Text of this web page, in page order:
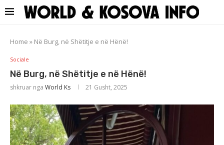
Home » Në Burg, në Shëtitje e në Hënë!
Sociale
Në Burg, në Shëtitje e në Hënë!
shkruar nga World Ks 21 Gusht, 2025